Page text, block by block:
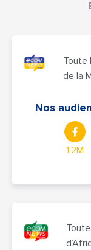
Toute
de la
Nos
1,2M